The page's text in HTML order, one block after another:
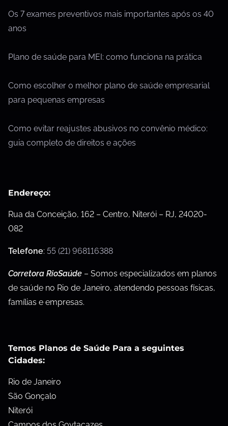
Os 7 exames preventivos mais importantes após os 40
anos
Plano de saúde para MEI: como funciona na prática
Como escolher o melhor plano de saúde empresarial
para pequenas empresas
Como evitar reajustes abusivos no convênio médico:
guia completo de direitos e ações
Endereço:
Rua da Conceição, 162 – Centro, Niterói – RJ, 24020-
082
Telefone: 55 (21) 968116388
Corretora RioSaúde – Somos especializados em planos
de saúde no Rio de Janeiro, atendendo pessoas físicas,
famílias e empresas.
Temos Planos de Saúde Para a seguintes
Cidades:
Rio de Janeiro
São Gonçalo
Niterói